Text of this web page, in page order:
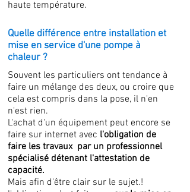
haute température.
Quelle différence entre installation et
mise en service d'une pompe à
chaleur ?
Souvent les particuliers ont tendance à
faire un mélange des deux, ou croire que
cela est compris dans la pose, il n'en
n'est rien.
L'achat d'un équipement peut encore se
faire sur internet avec l'obligation de
faire les travaux par un professionnel
spécialisé détenant l'attestation de
capacité.
Mais afin d'être clair sur le sujet.!